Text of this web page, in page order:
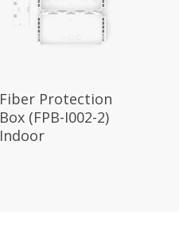
Fiber Protection
Box (FPB-I002-2)
Indoor